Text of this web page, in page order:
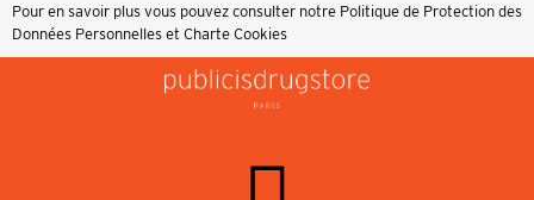
Pour en savoir plus vous pouvez consulter notre Politique de Protection des
Données Personnelles et Charte Cookies